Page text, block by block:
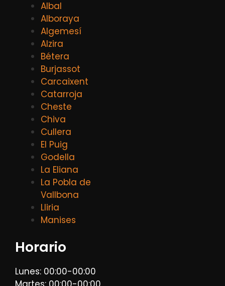
Albal
Alboraya
Algemesí
Alzira
Bétera
Burjassot
Carcaixent
Catarroja
Cheste
Chiva
Cullera
El Puig
Godella
La Eliana
La Pobla de
Vallbona
Lliria
Manises
Horario
Lunes: 00:00-00:00